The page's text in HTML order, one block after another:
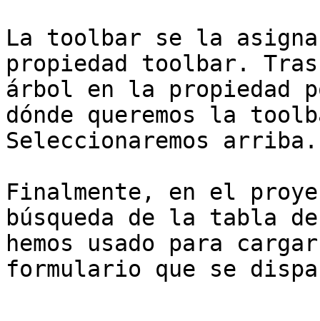
La toolbar se la
propiedad toolbar.
árbol en la propiedad
dónde queremos la
Seleccionaremos arriba.
Finalmente, en el
búsqueda de la tabla
hemos usado para